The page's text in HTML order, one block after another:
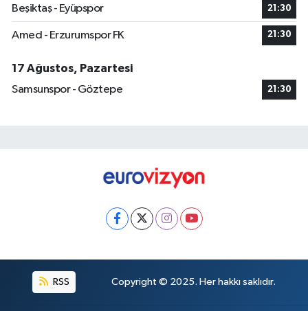
Beşiktaş - Eyüpspor 21:30
Amed - Erzurumspor FK 21:30
17 Ağustos, Pazartesi
Samsunspor - Göztepe
21:30
RSS Copyright © 2025. Her hakkı saklıdır.